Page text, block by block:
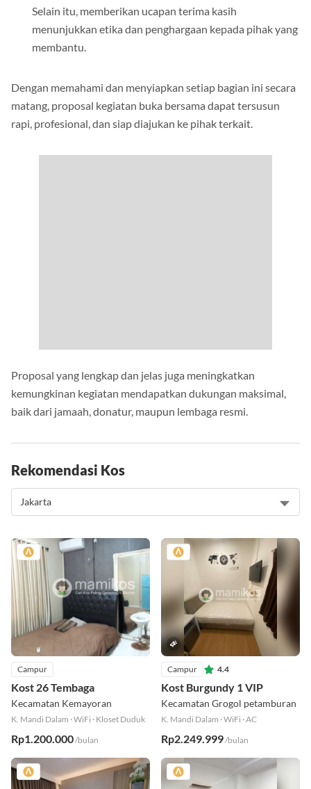
Selain itu, memberikan ucapan terima kasih
menunjukkan etika dan penghargaan kepada pihak yang
membantu.
Dengan memahami dan menyiapkan setiap bagian ini secara
matang, proposal kegiatan buka bersama dapat tersusun
rapi, profesional, dan siap diajukan ke pihak terkait.
Proposal yang lengkap dan jelas juga meningkatkan
kemungkinan kegiatan mendapatkan dukungan maksimal,
baik dari jamaah, donatur, maupun lembaga resmi.
Rekomendasi Kos
Campur
Kost 26 Tembaga
Kecamatan Kemayoran
K. Mandi Dalam ·WiFi · Kloset Duduk
Rp1.200.000/bulan
Campur 4.4
Kost Burgundy 1 VIP
Kecamatan Grogol petamburan
K. Mandi Dalam ·WiFi ·AC
Rp2.249.999/bulan